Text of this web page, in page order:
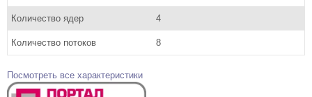
Количество ядер 4
Количество потоков 8
Посмотреть все характеристики